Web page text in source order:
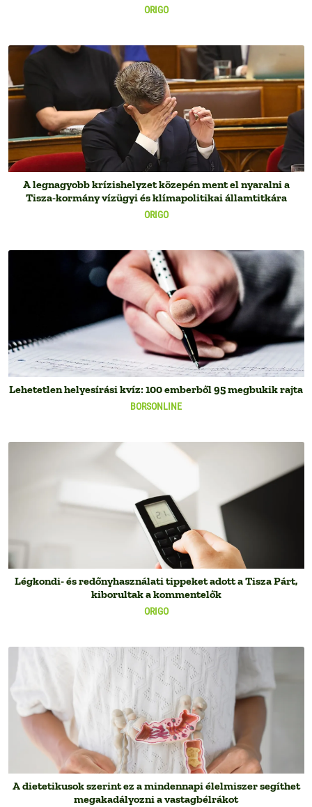
ORIGO
ORIGO
A legnagyobb krízishelyzet közepén ment el nyaralni a
Tisza-kormány vízügyi és klímapolitikai államtitkára
BORSONLINE
Lehetetlen helyesírási kvíz: 100 emberből 95 megbukik rajta
ORIGO
Légkondi- és redőnyhasználati tippeket adott a Tisza Párt,
kiborultak a kommentelők
A dietetikusok szerint ez a mindennapi élelmiszer segíthet
megakadályozni a vastagbélrákot